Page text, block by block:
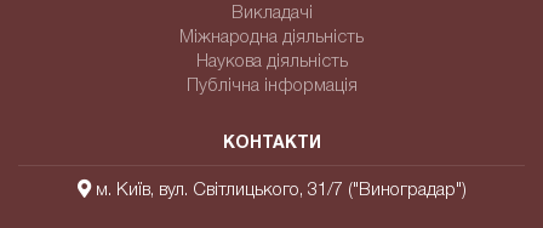
Викладачі
Міжнародна діяльність
Наукова діяльність
Публічна інформація
КОНТАКТИ
м. Київ, вул. Світлицького, 31/7 ("Виноградар")